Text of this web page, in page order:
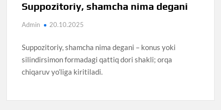
Suppozitoriy, shamcha nima degani
Admin 20.10.2025
Suppozitoriy, shamcha nima degani – konus yoki
silindirsimon formadagi qattiq dori shakli; orqa
chiqaruv yo’liga kiritiladi.